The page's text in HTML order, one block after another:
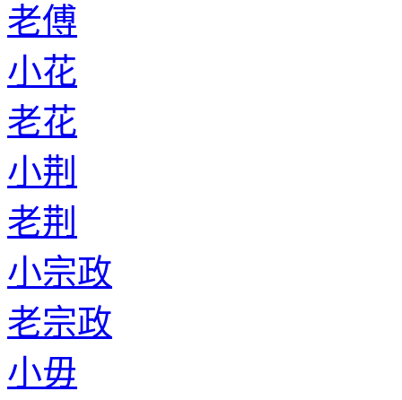
老傅
小花
老花
小荆
老荆
小宗政
老宗政
小毋